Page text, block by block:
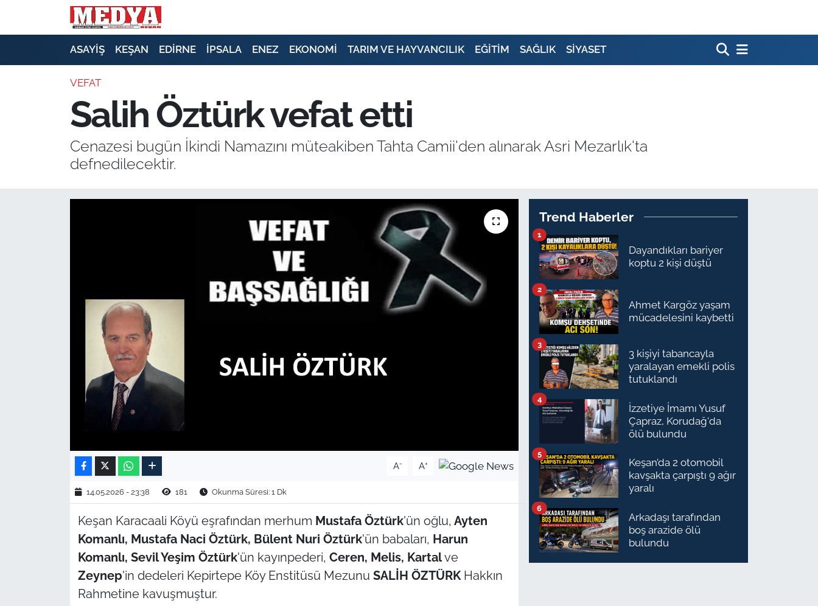
ASAYİŞ KEŞAN EDİRNE İPSALA ENEZ EKONOMİ TARIM VE HAYVANCILIK EĞİTİM SAĞLIK SİYASET
VEFAT
Salih Öztürk vefat etti
Cenazesi bugün İkindi Namazını müteakiben Tahta Camii'den alınarak Asri Mezarlık'ta
defnedilecektir.
A- A+
14.05.2026 - 23:38 181 Okunma Süresi: 1 Dk
Keşan Karacaali Köyü eşrafından merhum Mustafa Öztürk'ün oğlu, Ayten
Komanlı, Mustafa Naci Öztürk, Bülent Nuri Öztürk'ün babaları, Harun
Komanlı, Sevil Yeşim Öztürk'ün kayınpederi, Ceren, Melis, Kartalve
Zeynep'in dedeleri Kepirtepe Köy Enstitüsü Mezunu SALİH ÖZTÜRKHakkın
Rahmetine kavuşmuştur.
Trend Haberler
Dayandıkları bariyer
koptu 2 kişi düştü
1
Ahmet Kargöz yaşam
mücadelesini kaybetti
2
3 kişiyi tabancayla
yaralayan emekli polis
tutuklandı
3
İzzetiye İmamı Yusuf
Çapraz, Korudağ'da
ölü bulundu
4
Keşan’da 2 otomobil
kavşakta çarpıştı 9 ağır
yaralı
5
Arkadaşı tarafından
boş arazide ölü
bulundu
6
E-GAZETE
SİYASET
GÜNDEM
EKONOMİ
KÜLTÜR SANAT
EDİRNE
ÇANAKKALE
TÜRKİYE